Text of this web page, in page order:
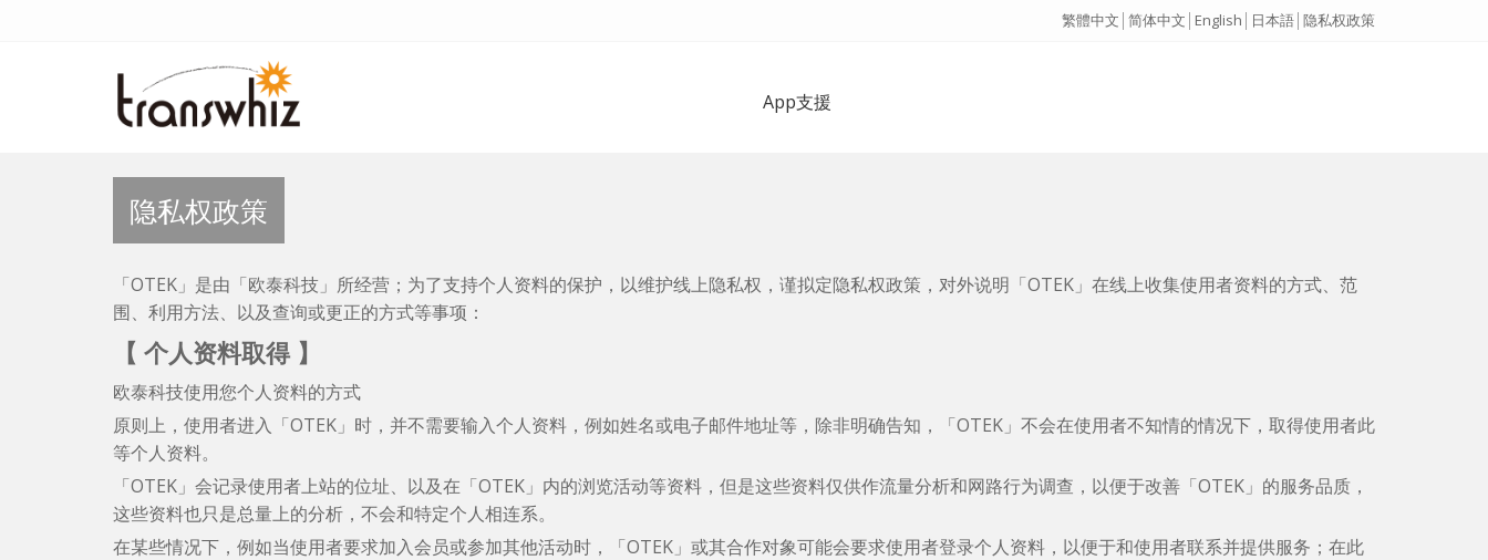
繁體中文 简体中文 English 日本語 隐私权政策
App支援
隐私权政策
「OTEK」是由「欧泰科技」所经营；为了支持个人资料的保护，以维护线上隐私权，谨拟定隐私权政策，对外说明「OTEK」在线上收集使用者资料的方式、范
围、利用方法、以及查询或更正的方式等事项：
【 个人资料取得 】
欧泰科技使用您个人资料的方式
原则上，使用者进入「OTEK」时，并不需要输入个人资料，例如姓名或电子邮件地址等，除非明确告知，「OTEK」不会在使用者不知情的情况下，取得使用者此
等个人资料。
「OTEK」会记录使用者上站的位址、以及在「OTEK」内的浏览活动等资料，但是这些资料仅供作流量分析和网路行为调查，以便于改善「OTEK」的服务品质，
这些资料也只是总量上的分析，不会和特定个人相连系。
在某些情况下，例如当使用者要求加入会员或参加其他活动时，「OTEK」或其合作对象可能会要求使用者登录个人资料，以便于和使用者联系并提供服务；在此